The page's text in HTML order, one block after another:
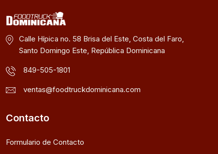
Calle Hípica no. 58 Brisa del Este, Costa del Faro,
Santo Domingo Este, República Dominicana
849-505-1801
ventas@foodtruckdominicana.com
Contacto
Formulario de Contacto